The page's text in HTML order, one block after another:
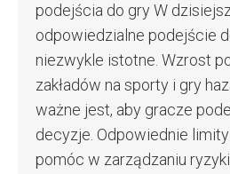
podejścia do gry W
odpowiedzialne podejście
niezwykle istotne. Wzrost
zakładów na sporty i gry
ważne jest, aby gracze
decyzje. Odpowiednie
pomóc w zarządzaniu